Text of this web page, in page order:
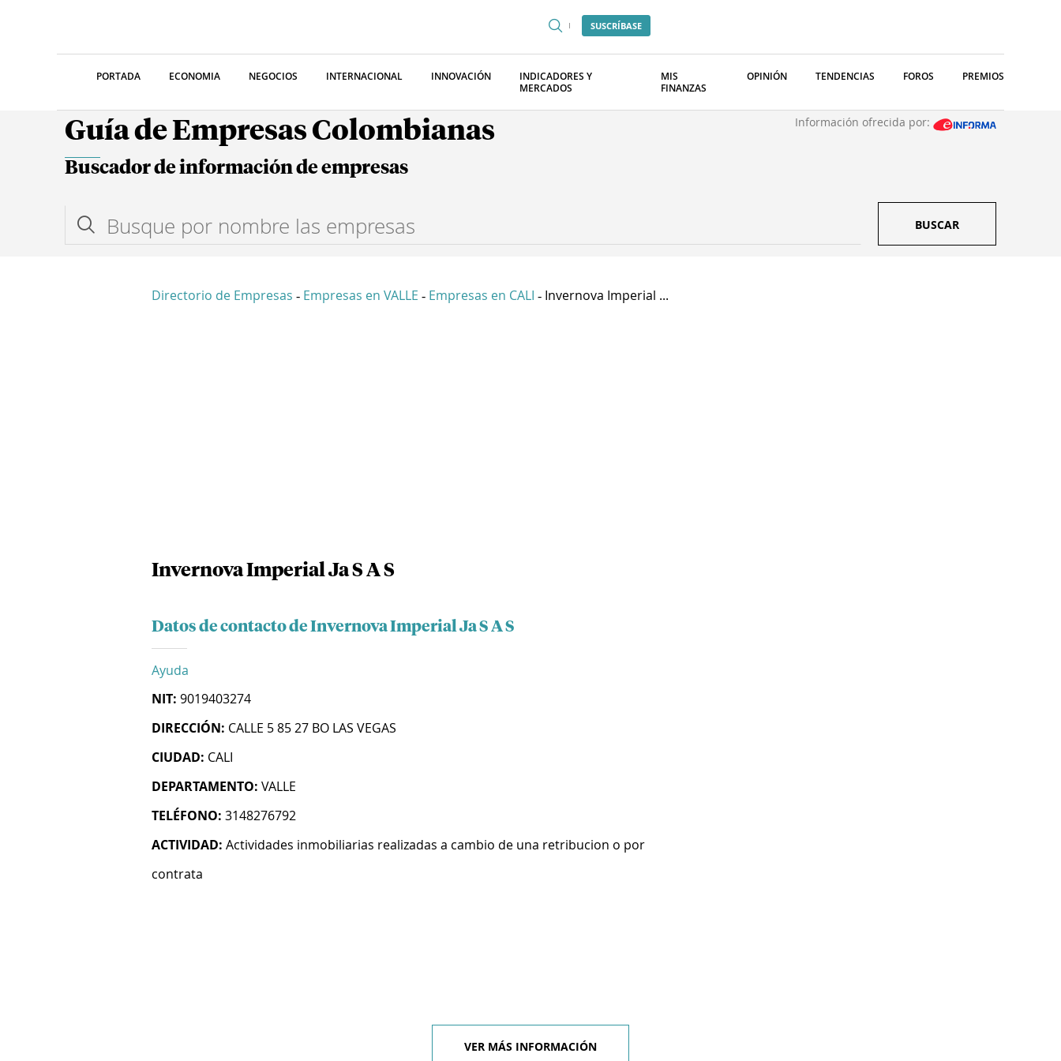
SUSCRÍBASE
PORTADA ECONOMIA NEGOCIOS INTERNACIONAL INNOVACIÓN
INDICADORES Y
MERCADOS
MIS
FINANZAS
OPINIÓN TENDENCIAS FOROS PREMIOS
Guía de Empresas Colombianas Información ofrecida por:
Buscador de información de empresas
BUSCAR
Directorio de Empresas - Empresas en VALLE - Empresas en CALI - Invernova Imperial ...
Invernova Imperial Ja S A S
Datos de contacto de Invernova Imperial Ja S A S
Ayuda
NIT: 9019403274
DIRECCIÓN: CALLE 5 85 27 BO LAS VEGAS
CIUDAD: CALI
DEPARTAMENTO: VALLE
TELÉFONO: 3148276792
ACTIVIDAD: Actividades inmobiliarias realizadas a cambio de una retribucion o por
contrata
VER MÁS INFORMACIÓN